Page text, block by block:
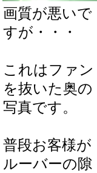
画質が悪いで
すが・・・
これはファン
を抜いた奥の
写真です。
普段お客様が
ルーバーの隙